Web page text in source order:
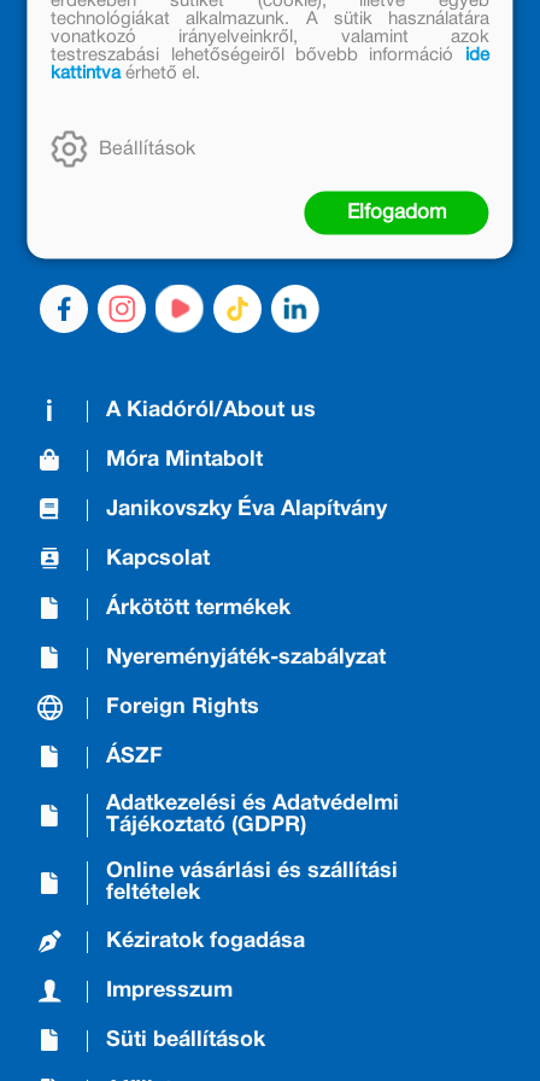
MÓRA KÖNYVKIADÓ – 1950 ÓTA
Kiadónk generációkat ajándékozott és ajándékoz meg az
olvasás örömével, olvasni szerető gyerekekből olvasni
szerető felnőttek lettek, akik mindezt továbbadták a
A Kiadóról/About us
Móra Mintabolt
Janikovszky Éva Alapítvány
Kapcsolat
Árkötött termékek
Nyereményjáték-szabályzat
Foreign Rights
ÁSZF
Adatkezelési és Adatvédelmi
Tájékoztató (GDPR)
Online vásárlási és szállítási
feltételek
Kéziratok fogadása
Impresszum
Süti beállítások
technológiákat alkalmazunk. A sütik használatára
vonatkozó irányelveinkről, valamint azok
testreszabási lehetőségeiről bővebb információ
ide
kattintvaérhető el.
Beállítások
Elfogadom